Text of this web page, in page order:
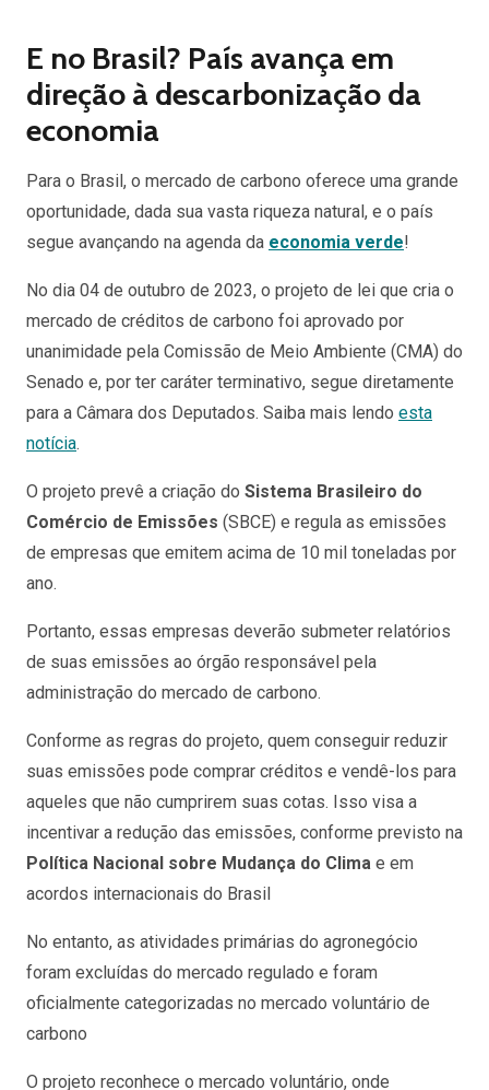
E no Brasil? País avança em
direção à descarbonização da
economia
Para o Brasil, o mercado de carbono oferece uma grande
oportunidade, dada sua vasta riqueza natural, e o país
segue avançando na agenda da economia verde!
No dia 04 de outubro de 2023, o projeto de lei que cria o
mercado de créditos de carbono foi aprovado por
unanimidade pela Comissão de Meio Ambiente (CMA) do
Senado e, por ter caráter terminativo, segue diretamente
para a Câmara dos Deputados. Saiba mais lendo esta
notícia.
O projeto prevê a criação do Sistema Brasileiro do
Comércio de Emissões (SBCE) e regula as emissões
de empresas que emitem acima de 10 mil toneladas por
ano.
Portanto, essas empresas deverão submeter relatórios
de suas emissões ao órgão responsável pela
administração do mercado de carbono.
Conforme as regras do projeto, quem conseguir reduzir
suas emissões pode comprar créditos e vendê-los para
aqueles que não cumprirem suas cotas. Isso visa a
incentivar a redução das emissões, conforme previsto na
Política Nacional sobre Mudança do Clima e em
acordos internacionais do Brasil
No entanto, as atividades primárias do agronegócio
foram excluídas do mercado regulado e foram
oficialmente categorizadas no mercado voluntário de
carbono
O projeto reconhece o mercado voluntário, onde